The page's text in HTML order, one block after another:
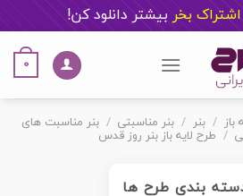
بیشتر دانلود کن!
0
/ بنر / بنر مناسبتی / بنر مناسبت های
/ طرح لایه باز بنر روز قدس
بندی طرح ها